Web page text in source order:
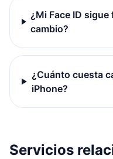
¿Mi Face ID
cambio?
¿Cuánto cuesta
iPhone?
Servicios